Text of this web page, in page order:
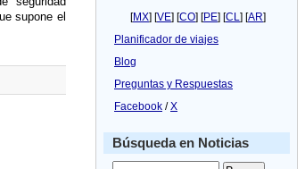
supone el
[MX] [VE] [CO] [PE] [CL] [AR]
Planificador de viajes
Blog
Preguntas y Respuestas
Facebook /X
Búsqueda en Noticias